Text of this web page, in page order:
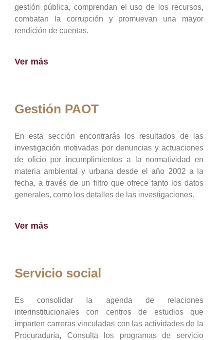
gestión pública, comprendan el uso de los recursos,
combatan la corrupción y promuevan una mayor
rendición de cuentas.
Ver más
Gestión PAOT
En esta sección encontrarás los resultados de las
investigación motivadas por denuncias y actuaciones
de oficio por incumplimientos a la normatividad en
materia ambiental y urbana desde el año 2002 a la
fecha, a través de un filtro que ofrece tanto los datos
generales, como los detalles de las investigaciones.
Ver más
Servicio social
Es consolidar la agenda de relaciones
interinstitucionales con centros de estudios que
imparten carreras vinculadas con las actividades de la
Procuraduría, Consulta los programas de servicio